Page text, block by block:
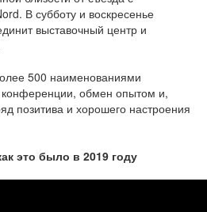
В субботу и воскресенье
выставочный центр и
500 наименованиями
конференции, обмен опытом и,
позитива и хорошего настроения
это было в 2019 году